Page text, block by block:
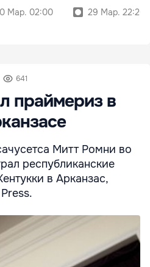
Мар. 02:00
29 Мар. 22:20
641
праймериз в
Митт Ромни во
республиканские
в Арканзас,